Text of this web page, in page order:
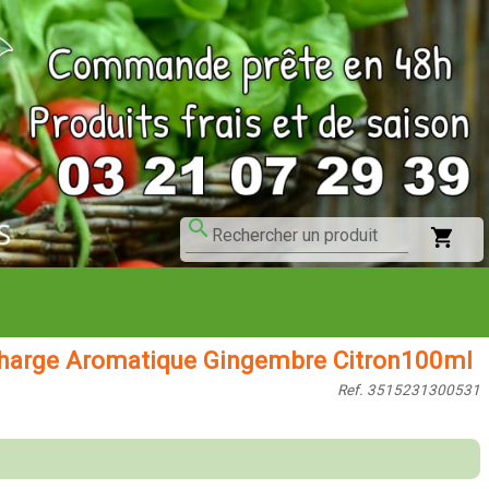
search Rechercher un produit shopping_cart
Aromatique Gingembre Citron100ml
Ref. 3515231300531